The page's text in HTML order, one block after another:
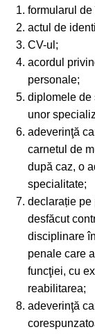
formularul de
actul de
CV-ul;
acordul
personale;
diplomele de
unor
adeverinţă
carnetul de
după caz, o
specialitate;
declarație pe
desfăcut
disciplinare
penale care
funcţiei, cu
reabilitarea;
adeverinţă